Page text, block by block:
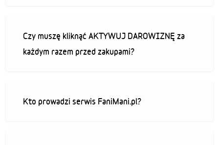
Czy muszę kliknąć AKTYWUJ DAROWIZNĘ za
każdym razem przed zakupami?
Kto prowadzi serwis FaniMani.pl?